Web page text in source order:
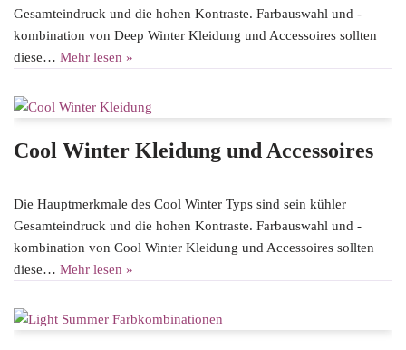
Gesamteindruck und die hohen Kontraste. Farbauswahl und -
kombination von Deep Winter Kleidung und Accessoires sollten
diese… Mehr lesen »
Cool Winter Kleidung und Accessoires
Die Hauptmerkmale des Cool Winter Typs sind sein kühler
Gesamteindruck und die hohen Kontraste. Farbauswahl und -
kombination von Cool Winter Kleidung und Accessoires sollten
diese… Mehr lesen »